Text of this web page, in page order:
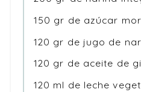
150 gr de azúcar
120 gr de jugo de
120 gr de aceite de
120 ml de leche